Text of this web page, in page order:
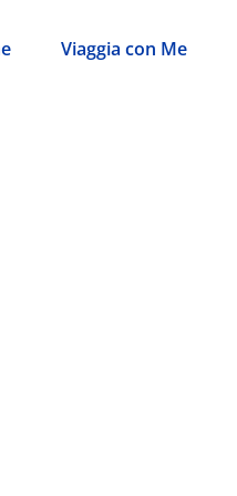
Viaggia con Me